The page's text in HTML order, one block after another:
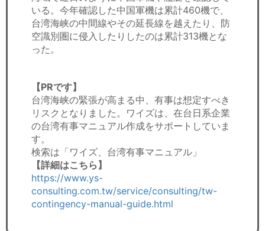
いる。今年確認した中国軍機は累計460機で、
台湾海峡の中間線やその延長線を越えたり、防
空識別圏に侵入したりしたのは累計313機とな
った。
【PRです】
台湾海峡の緊張が高まる中、有事は想定すべき
リスクとなりました。ワイズは、在台日系企業
の台湾有事マニュアル作成をサポートしていま
す。
検索は「ワイズ、台湾有事マニュアル」
【詳細はこちら】
https://www.ys-
consulting.com.tw/service/consulting/tw-
contingency-manual-guide.html